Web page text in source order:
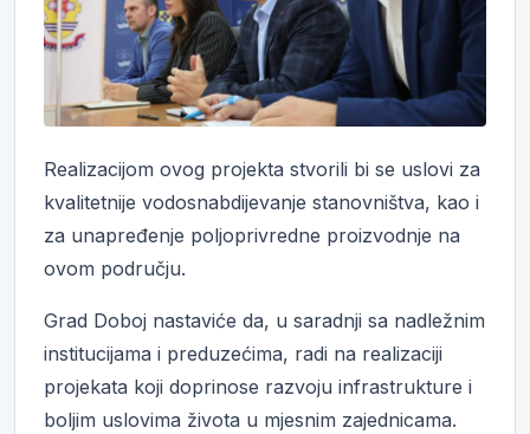
Realizacijom ovog projekta stvorili bi se uslovi za
kvalitetnije vodosnabdijevanje stanovništva, kao i
za unapređenje poljoprivredne proizvodnje na
ovom području.
Grad Doboj nastaviće da, u saradnji sa nadležnim
institucijama i preduzećima, radi na realizaciji
projekata koji doprinose razvoju infrastrukture i
boljim uslovima života u mjesnim zajednicama.